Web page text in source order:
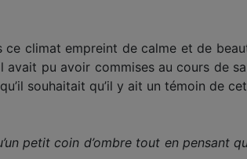
ce climat empreint de calme et de
pu avoir commises au cours de
souhaitait qu’il y ait un témoin de
petit coin d’ombre tout en pensant